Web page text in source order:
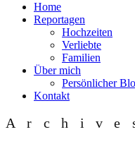
Home
Reportagen
Hochzeiten
Verliebte
Familien
Über mich
Persönlicher
Kontakt